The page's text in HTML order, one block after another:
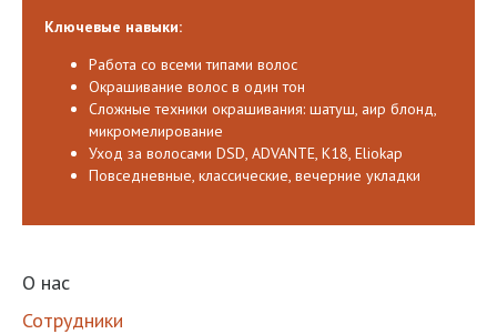
Ключевые навыки:
Работа со всеми типами волос
Окрашивание волос в один тон
Сложные техники окрашивания: шатуш, аир блонд,
микромелирование
Уход за волосами DSD, ADVANTE, K18, Eliokap
Повседневные, классические, вечерние укладки
О нас
Сотрудники